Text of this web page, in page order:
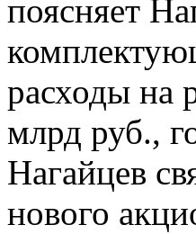
поясняет
расходы на
млрд руб.,
Нагайцев
нового